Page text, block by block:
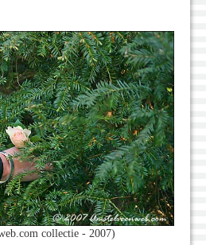
collectie - 2007)